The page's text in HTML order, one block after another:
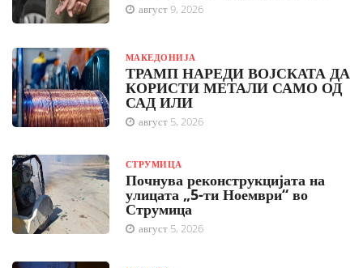
август 9, 2026
МАКЕДОНИЈА
ТРАМП НАРЕДИ ВОЈСКАТА ДА
КОРИСТИ МЕТАЛИ САМО ОД
САД ИЛИ
август 5, 2026
СТРУМИЦА
Почнува реконструкцијата на
улицата „5-ти Ноември“ во
Струмица
август 5, 2026